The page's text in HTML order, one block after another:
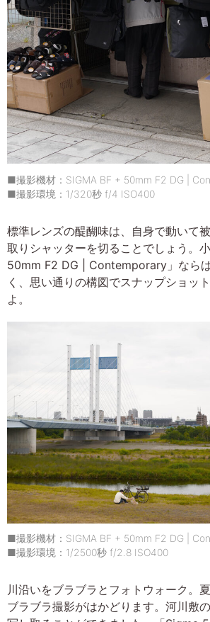
■撮影機材：SIGMA BF + 50mm F2 DG |
■撮影環境：1/320秒 f/4 ISO400
標準レンズの醍醐味は、自身で動いて
取りシャッターを切ることでしょう。
50mm F2 DG | Contemporary」なら
く、思い通りの構図でスナップショッ
よ。
■撮影機材：SIGMA BF + 50mm F2 DG |
■撮影環境：1/2500秒 f/2.8 ISO400
川沿いをブラブラとフォトウォーク。
ブラブラ撮影がはかどります。河川敷